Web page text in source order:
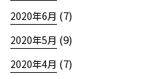
2020年6月 (7)
2020年5月 (9)
2020年4月 (7)